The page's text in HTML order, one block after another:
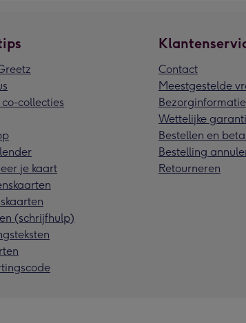
collecties
je kaart
(schrijfhulp)
Contact
Meestgestelde
Bezorginformatie
Wettelijke
Bestellen en
Bestelling
Retourneren